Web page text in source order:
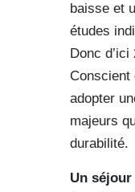
baisse et
études
Donc
Conscient
adopter
majeurs
durabilité.
Un